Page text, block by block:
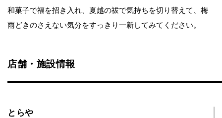
和菓子で福を招き入れ、夏越の祓で気持ちを切り替えて、梅
雨どきのさえない気分をすっきり一新してみてください。
店舗・施設情報
とらや